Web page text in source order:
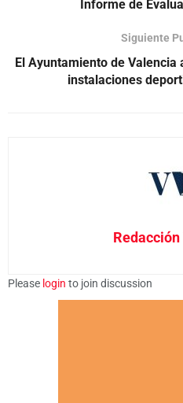
Informe de
Siguiente
El Ayuntamiento de Valencia
instalaciones
Please login to join discussion